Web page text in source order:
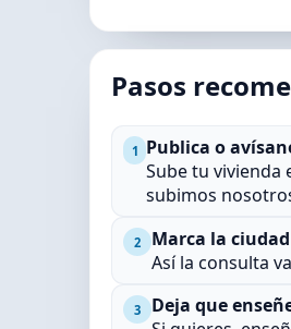
Pasos
1 Publica o
Sube tu vivienda
subimos
2
Marca la
Así la consulta
3
Deja que